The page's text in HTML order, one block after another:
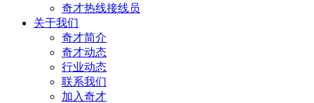
奇才热线接线员
关于我们
奇才简介
奇才动态
行业动态
联系我们
加入奇才